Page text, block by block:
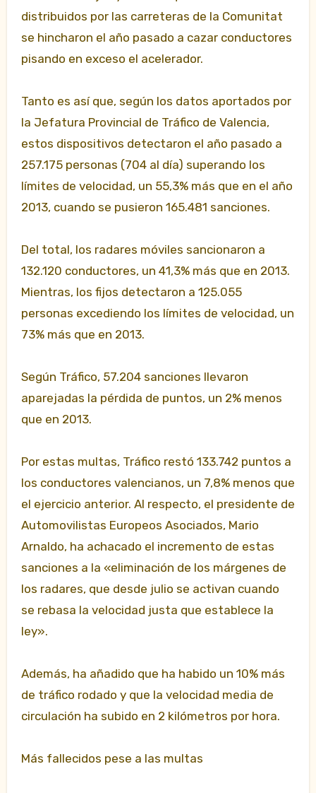
distribuidos por las carreteras de la Comunitat
se hincharon el año pasado a cazar conductores
pisando en exceso el acelerador.
Tanto es así que, según los datos aportados por
la Jefatura Provincial de Tráfico de Valencia,
estos dispositivos detectaron el año pasado a
257.175 personas (704 al día) superando los
límites de velocidad, un 55,3% más que en el año
2013, cuando se pusieron 165.481 sanciones.
Del total, los radares móviles sancionaron a
132.120 conductores, un 41,3% más que en 2013.
Mientras, los fijos detectaron a 125.055
personas excediendo los límites de velocidad, un
73% más que en 2013.
Según Tráfico, 57.204 sanciones llevaron
aparejadas la pérdida de puntos, un 2% menos
que en 2013.
Por estas multas, Tráfico restó 133.742 puntos a
los conductores valencianos, un 7,8% menos que
el ejercicio anterior. Al respecto, el presidente de
Automovilistas Europeos Asociados, Mario
Arnaldo, ha achacado el incremento de estas
sanciones a la «eliminación de los márgenes de
los radares, que desde julio se activan cuando
se rebasa la velocidad justa que establece la
ley».
Además, ha añadido que ha habido un 10% más
de tráfico rodado y que la velocidad media de
circulación ha subido en 2 kilómetros por hora.
Más fallecidos pese a las multas